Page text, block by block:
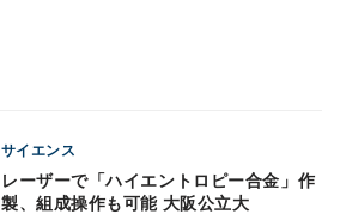
サイエンス
レーザーで「ハイエントロピー合金」作
製、組成操作も可能 大阪公立大